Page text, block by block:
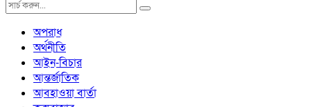
অপরাধ
অর্থনীতি
আইন-বিচার
আন্তর্জাতিক
আবহাওয়া বার্তা